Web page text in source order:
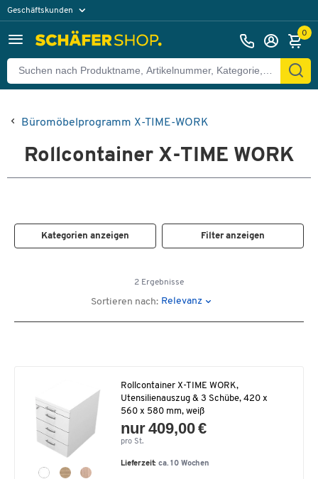
Geschäftskunden
0
Büromöbelprogramm X-TIME-WORK
Rollcontainer X-TIME WORK
Kategorien anzeigen Filter anzeigen
2 Ergebnisse
Sortieren nach: Relevanz
Rollcontainer X-TIME WORK,
Utensilienauszug & 3 Schübe, 420 x
560 x 580 mm, weiß
nur 409,00 €
pro St.
Lieferzeit:ca. 10 Wochen